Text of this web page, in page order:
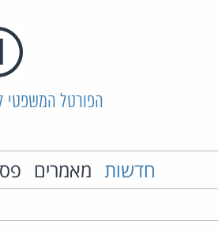
הפורטל המשפטי
חדשות מאמרים